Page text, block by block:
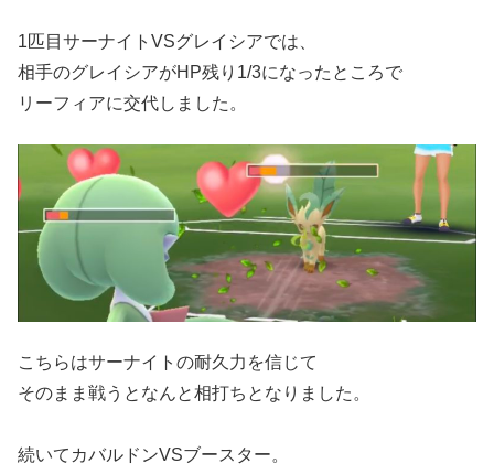
1匹目サーナイトVSグレイシアでは、
相手のグレイシアがHP残り1/3になったところで
リーフィアに交代しました。
こちらはサーナイトの耐久力を信じて
そのまま戦うとなんと相打ちとなりました。
続いてカバルドンVSブースター。